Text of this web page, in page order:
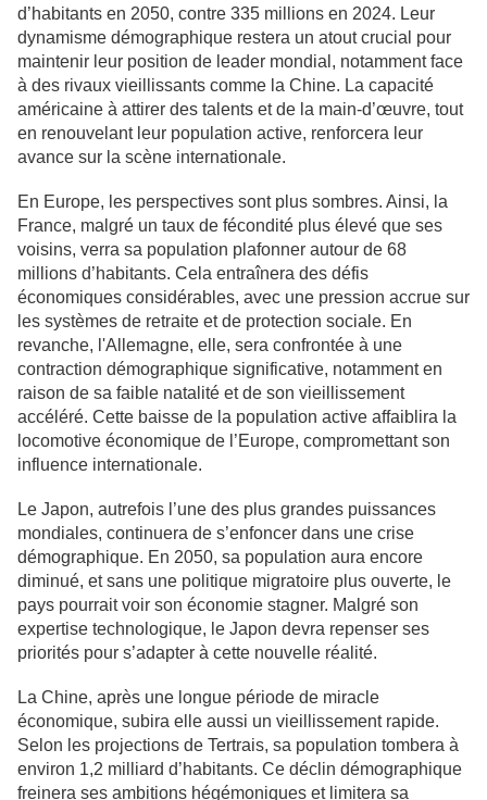
d’habitants en 2050, contre 335 millions en 2024. Leur
dynamisme démographique restera un atout crucial pour
maintenir leur position de leader mondial, notamment face
à des rivaux vieillissants comme la Chine. La capacité
américaine à attirer des talents et de la main-d’œuvre, tout
en renouvelant leur population active, renforcera leur
avance sur la scène internationale.
En Europe, les perspectives sont plus sombres. Ainsi, la
France, malgré un taux de fécondité plus élevé que ses
voisins, verra sa population plafonner autour de 68
millions d’habitants. Cela entraînera des défis
économiques considérables, avec une pression accrue sur
les systèmes de retraite et de protection sociale. En
revanche, l'Allemagne, elle, sera confrontée à une
contraction démographique significative, notamment en
raison de sa faible natalité et de son vieillissement
accéléré. Cette baisse de la population active affaiblira la
locomotive économique de l’Europe, compromettant son
influence internationale.
Le Japon, autrefois l’une des plus grandes puissances
mondiales, continuera de s’enfoncer dans une crise
démographique. En 2050, sa population aura encore
diminué, et sans une politique migratoire plus ouverte, le
pays pourrait voir son économie stagner. Malgré son
expertise technologique, le Japon devra repenser ses
priorités pour s’adapter à cette nouvelle réalité.
La Chine, après une longue période de miracle
économique, subira elle aussi un vieillissement rapide.
Selon les projections de Tertrais, sa population tombera à
environ 1,2 milliard d’habitants. Ce déclin démographique
freinera ses ambitions hégémoniques et limitera sa